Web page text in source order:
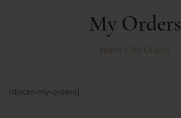
My Orders
Home / My Orders
[dokan-my-orders]